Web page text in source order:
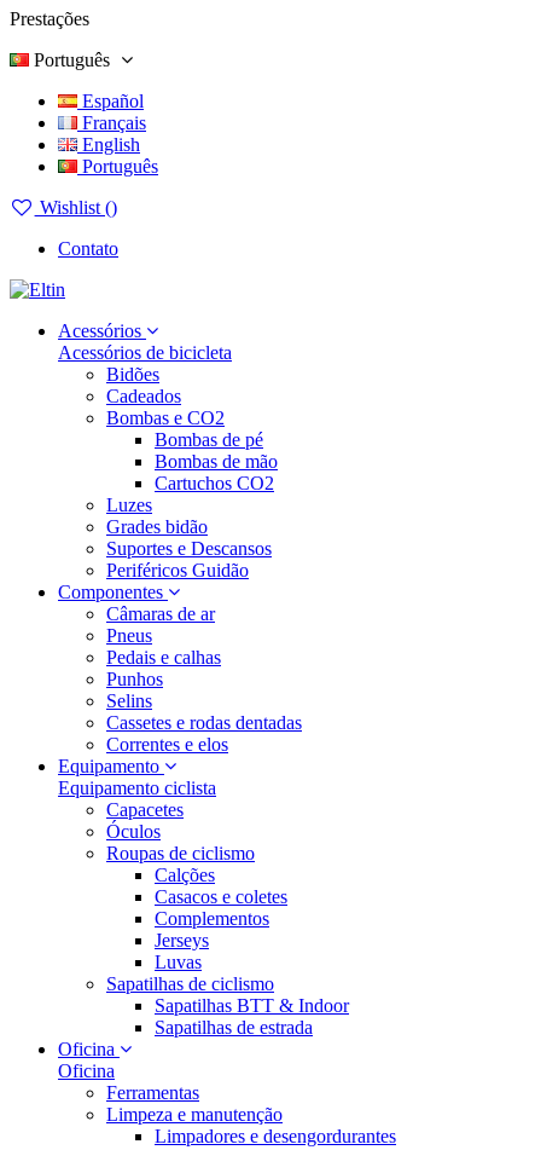
Prestações
Português
Español
Français
English
Português
Wishlist ()
Contato
Acessórios
Acessórios de bicicleta
Bidões
Cadeados
Bombas e CO2
Bombas de pé
Bombas de mão
Cartuchos CO2
Luzes
Grades bidão
Suportes e Descansos
Periféricos Guidão
Componentes
Câmaras de ar
Pneus
Pedais e calhas
Punhos
Selins
Cassetes e rodas dentadas
Correntes e elos
Equipamento
Equipamento ciclista
Capacetes
Óculos
Roupas de ciclismo
Calções
Casacos e coletes
Complementos
Jerseys
Luvas
Sapatilhas de ciclismo
Sapatilhas BTT & Indoor
Sapatilhas de estrada
Oficina
Oficina
Ferramentas
Limpeza e manutenção
Limpadores e desengordurantes